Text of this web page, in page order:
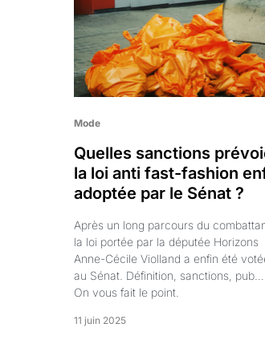
Mode
Quelles sanctions
la loi anti fast-fashion
adoptée par le Sénat ?
Après un long parcours du
la loi portée par la députée Horizons
Anne-Cécile Violland a enfin été
au Sénat. Définition, sanctions, pub…
On vous fait le point.
11 juin 2025